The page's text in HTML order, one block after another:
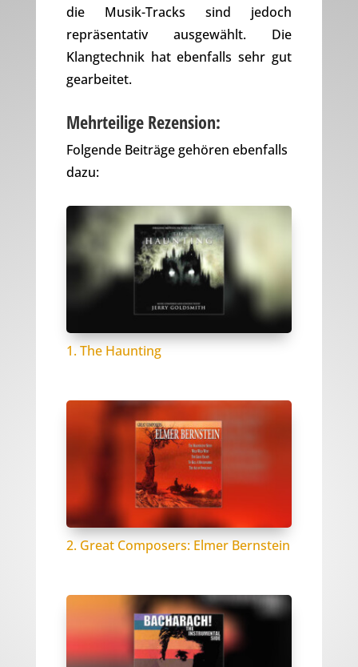
die Musik-Tracks sind jedoch
repräsentativ ausgewählt. Die
Klangtechnik hat ebenfalls sehr gut
gearbeitet.
Mehrteilige Rezension:
Folgende Beiträge gehören ebenfalls
dazu:
1. The Haunting
2. Great Composers: Elmer Bernstein